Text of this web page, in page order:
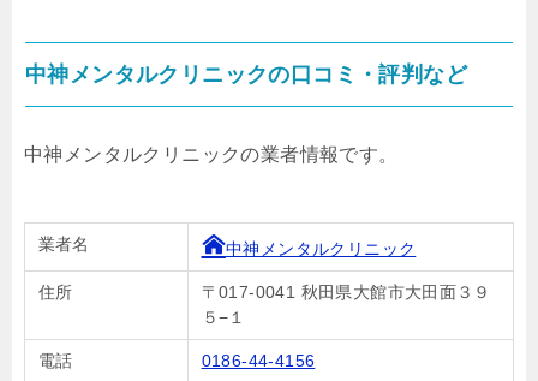
中神メンタルクリニックの口コミ・評判など
中神メンタルクリニックの業者情報です。
業者名 中神メンタルクリニック
住所
〒017-0041 秋田県大館市大田面３９
５−１
電話 0186-44-4156